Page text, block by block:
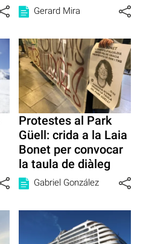
Gerard Mira
Protestes al Park
Güell: crida a la Laia
Bonet per convocar
la taula de diàleg
Gabriel González